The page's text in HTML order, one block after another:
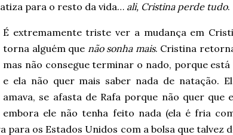
para o resto da vida… ali, Cristina perde tudo.
É extremamente triste ver a mudança em
torna alguém que não sonha mais. Cristina
mas não consegue terminar o nado, porque
e ela não quer mais saber nada de natação.
amava, se afasta de Rafa porque não quer que
embora ele não tenha feito nada (ela é fria
para os Estados Unidos com a bolsa que talvez